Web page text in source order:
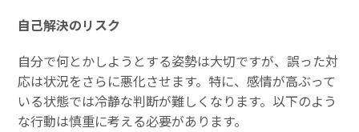
自己解決のリスク
自分で何とかしようとする姿勢は大切ですが、誤った対
応は状況をさらに悪化させます。特に、感情が高ぶって
いる状態では冷静な判断が難しくなります。以下のよう
な行動は慎重に考える必要があります。